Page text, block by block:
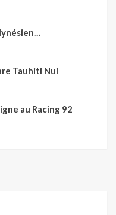
Tauhiti Nui
au Racing 92